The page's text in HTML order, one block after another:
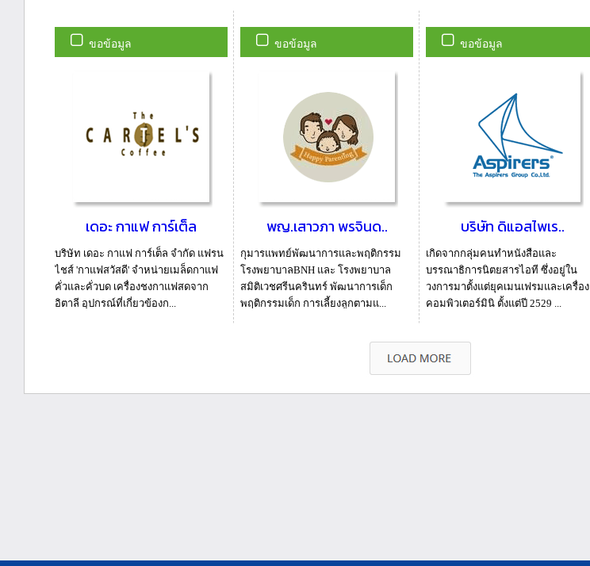
ขอข้อมูล
เดอะ กาแฟ การ์เต็ล
บริษัท เดอะ กาแฟ การ์เต็ล จำกัด แฟรน
ไชส์ 'กาแฟสวัสดี' จำหน่ายเมล็ดกาแฟ
คั่วและคั่วบด เครื่องชงกาแฟสดจาก
อิตาลี อุปกรณ์ที่เกี่ยวข้องก...
ขอข้อมูล
พญ.เสาวภา พรจินด..
กุมารแพทย์พัฒนาการและพฤติกรรม
โรงพยาบาลBNH และ โรงพยาบาล
สมิติเวชศรีนครินทร์ พัฒนาการเด็ก
พฤติกรรมเด็ก การเลี้ยงลูกตามแ...
ขอข้อมูล
บริษัท ดิแอสไพเร..
เกิดจากกลุ่มคนทำหนังสือและ
บรรณาธิการนิตยสารไอที ซึ่งอยู่ใน
วงการมาตั้งแต่ยุคเมนเฟรมและเครื่อง
คอมพิวเตอร์มินิ ตั้งแต่ปี 2529 ...